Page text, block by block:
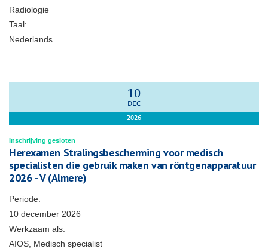
Radiologie
Taal:
Nederlands
10
DEC
2026
Inschrijving gesloten
Herexamen Stralingsbescherming voor medisch
specialisten die gebruik maken van röntgenapparatuur
2026 - V (Almere)
Periode:
10 december 2026
Werkzaam als:
AIOS, Medisch specialist